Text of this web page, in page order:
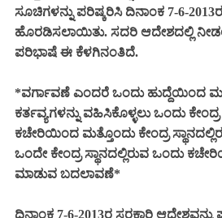
ಸೂಚಿಗಳನ್ನು ಪರಿಷ್ಕರಿಸಿ ದಿನಾಂಕ 7-6-
ಹೊರಡಿಸಲಾಯಿತು. ಸದರಿ ಆದೇಶದಲ್ಲಿ
ಪರಿಭಾಷೆ ಈ ಕೆಳಗಿನಂತಿದೆ.
*ವರ್ಗಾವಣೆ ಎಂದರೆ ಒಂದು ಹುದ್ದೆಯಿಂದ
ಕರ್ತವ್ಯಗಳನ್ನು ವಹಿಸಿಕೊಳ್ಳಲು ಒಂದು ಕೇಂದ್ರ
ಕಚೇರಿಯಿಂದ ಮತ್ತೊಂದು ಕೇಂದ್ರ
ಒಂದೇ ಕೇಂದ್ರ ಸ್ಥಾನದಲ್ಲಿರುವ ಒಂದು
ಮಾಡುವ ಬದಲಾವಣೆ*
ದಿನಾಂಕ 7-6-2013ರ ಸರಕಾರಿ ಆದೇಶವನ್ನು